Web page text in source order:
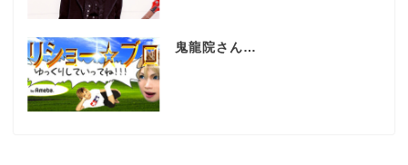
鬼龍院さん…